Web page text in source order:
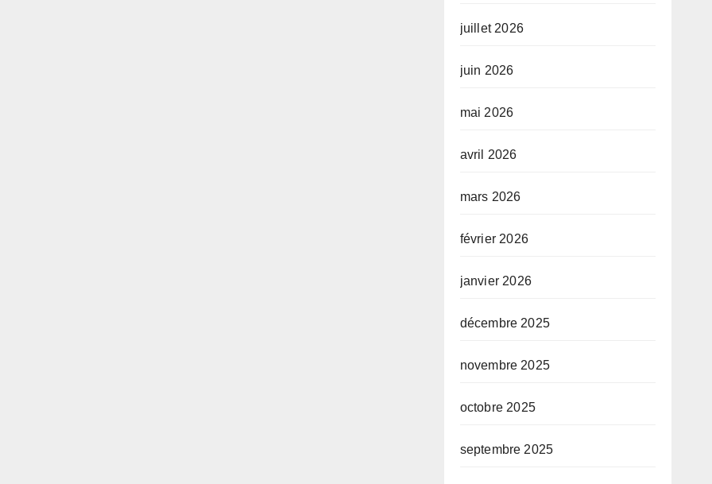
juillet 2026
juin 2026
mai 2026
avril 2026
mars 2026
février 2026
janvier 2026
décembre 2025
novembre 2025
octobre 2025
septembre 2025